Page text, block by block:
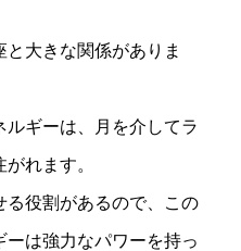
大きな関係がありま
ギーは、月を介してラ
れます。
る役割があるので、この
は強力なパワーを持っ